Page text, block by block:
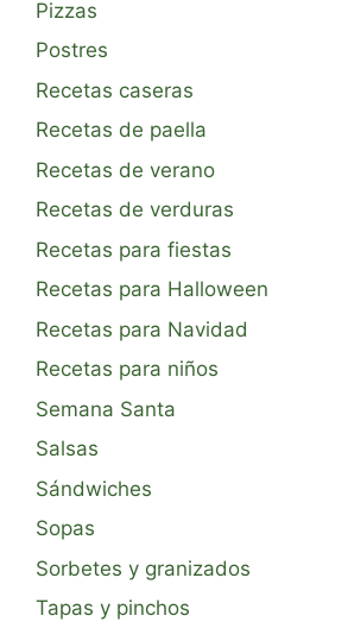
Pizzas
Postres
Recetas caseras
Recetas de paella
Recetas de verano
Recetas de verduras
Recetas para fiestas
Recetas para Halloween
Recetas para Navidad
Recetas para niños
Semana Santa
Salsas
Sándwiches
Sopas
Sorbetes y granizados
Tapas y pinchos